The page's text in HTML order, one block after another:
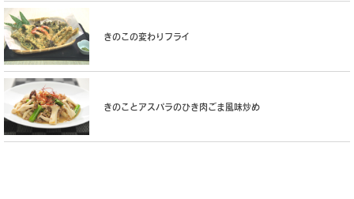
きのこの変わりフライ
きのことアスパラのひき肉ごま風味炒め